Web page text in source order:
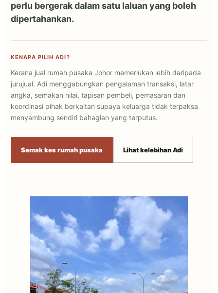
perlu bergerak dalam satu laluan yang boleh
dipertahankan.
KENAPA PILIH ADI?
Kerana jual rumah pusaka Johor memerlukan lebih daripada
jurujual. Adi menggabungkan pengalaman transaksi, latar
angka, semakan nilai, tapisan pembeli, pemasaran dan
koordinasi pihak berkaitan supaya keluarga tidak terpaksa
menyambung sendiri bahagian yang terputus.
Semak kes rumah pusaka Lihat kelebihan Adi